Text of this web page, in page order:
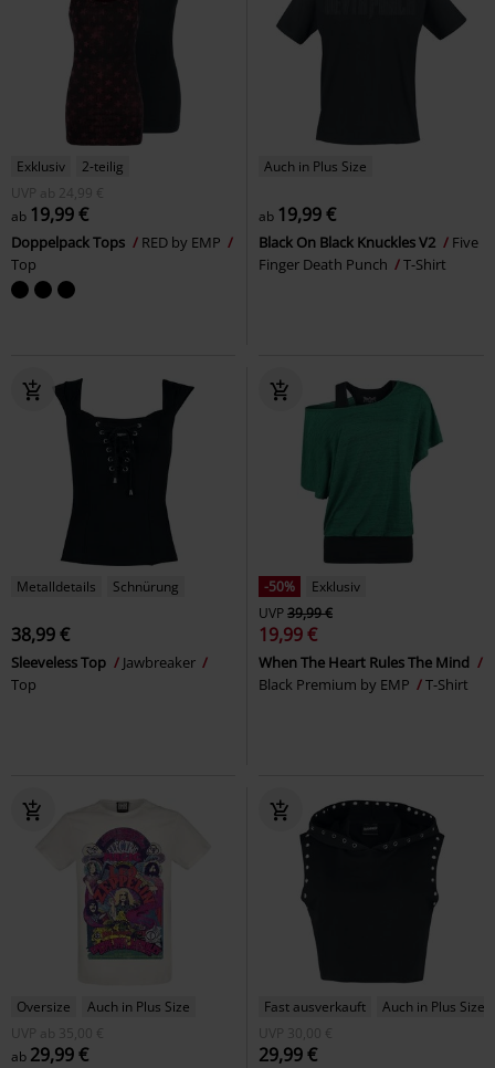
Exklusiv
2-teilig
UVP
ab 24,99 €
ab 19,99 €
Doppelpack Tops
RED by EMP
Top
Auch in Plus Size
ab 19,99 €
Black On Black Knuckles V2
Five
Finger Death Punch
T-Shirt
Metalldetails Schnürung
38,99 €
Sleeveless Top
Jawbreaker
Top
-50%
Exklusiv
UVP39,99 €
19,99 €
When The Heart Rules The Mind
Black Premium by EMP
T-Shirt
Oversize
Auch in Plus Size
UVP
ab
35,00 €
ab 29,99 €
Fast ausverkauft
Auch in Plus Size
UVP
30,00 €
29,99 €